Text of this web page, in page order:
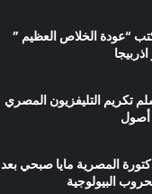
“عودة الخلاص العظيم ”
تكريم التليفزيون المصري
أصول
المصرية مايا صبحي بعد
البيولوجية